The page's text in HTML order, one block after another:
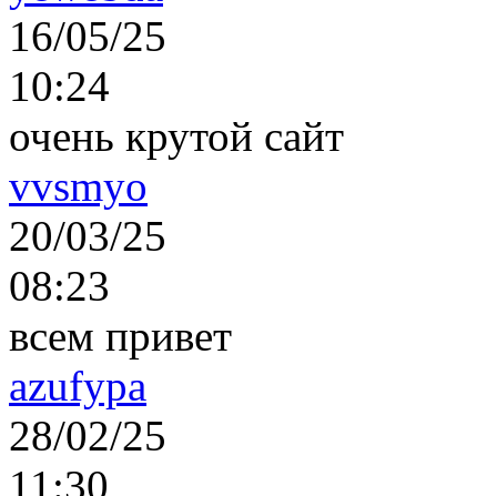
16/05/25
10:24
очень крутой сайт
vvsmyo
20/03/25
08:23
всем привет
azufypa
28/02/25
11:30